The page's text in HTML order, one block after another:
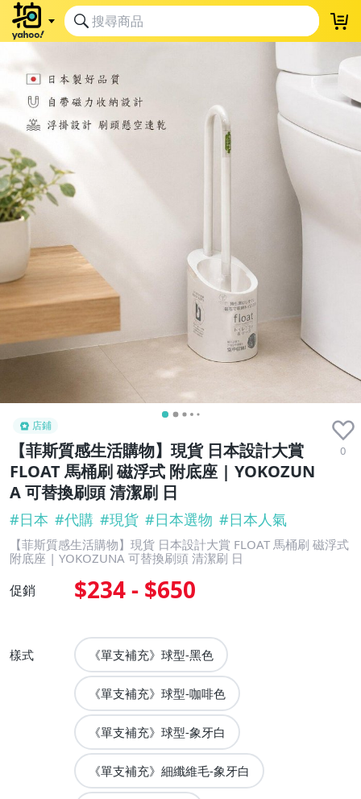
店鋪
【菲斯質感生活購物】現貨 日本設計大賞
FLOAT 馬桶刷 磁浮式 附底座 | YOKOZUN
A 可替換刷頭 清潔刷 日
0
#日本 #代購 #現貨 #日本選物 #日本人氣
【菲斯質感生活購物】現貨 日本設計大賞 FLOAT 馬桶刷 磁浮式
附底座 | YOKOZUNA 可替換刷頭 清潔刷 日
促銷 $234 - $650
樣式 《單支補充》球型-黑色
《單支補充》球型-咖啡色
《單支補充》球型-象牙白
《單支補充》細纖維毛-象牙白